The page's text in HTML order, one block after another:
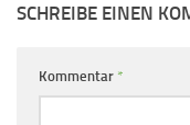
SCHREIBE EINEN
Kommentar *